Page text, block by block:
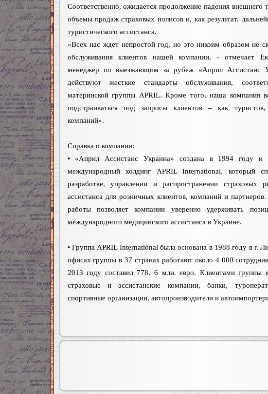
Соответственно, ожидается продолжение падения внешнего
объемы продаж страховых полисов и, как результат,
туристического ассистанса.
«Всех нас ждет непростой год, но это никоим образом не
обслуживания клиентов нашей компании, - отмечает
менеджер по выезжающим за рубеж «Април Ассистанс
действуют жесткие стандарты обслуживания,
материнской группы APRIL. Кроме того, наша компания
подстраиваться под запросы клиентов – как
компаний».
Справка о компании:
• «Април Ассистанс Украина» создана в 1994 году
международный холдинг APRIL International, который
разработке, управлении и распространении страховых
ассистанса для розничных клиентов, компаний и
работы позволяет компании уверенно удерживать
международного медицинского ассистанса в Украине.
• Группа APRIL International была основана в 1988 году в г.
офисах группы в 37 странах работают около 4 000
2013 году составил 778, 6 млн. евро. Клиентами группы
страховые и ассистанские компании, банки,
спортивные организации, автопроизводители и